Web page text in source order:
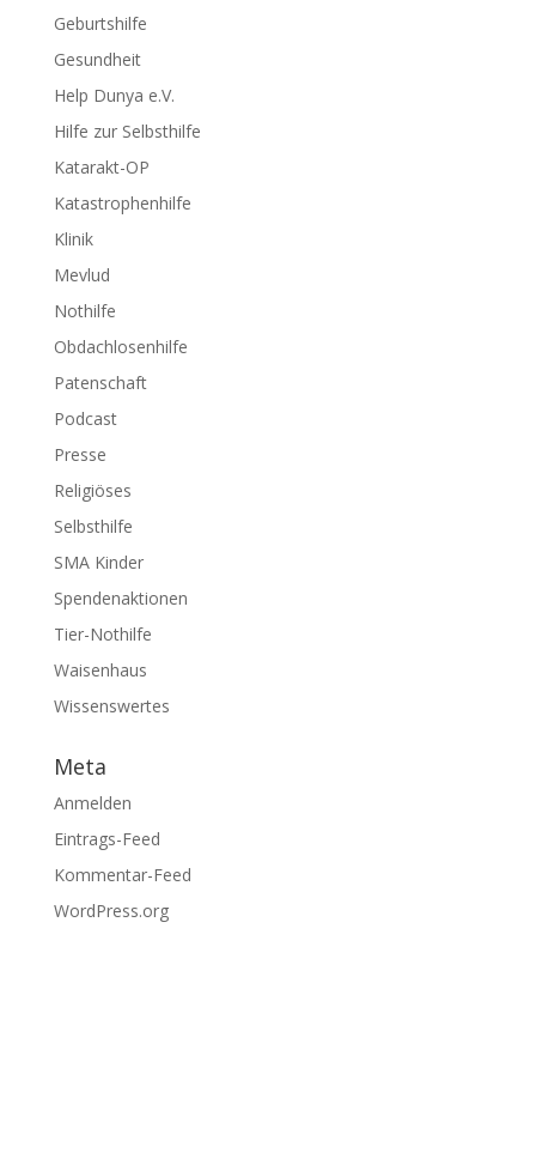
Geburtshilfe
Gesundheit
Help Dunya e.V.
Hilfe zur Selbsthilfe
Katarakt-OP
Katastrophenhilfe
Klinik
Mevlud
Nothilfe
Obdachlosenhilfe
Patenschaft
Podcast
Presse
Religiöses
Selbsthilfe
SMA Kinder
Spendenaktionen
Tier-Nothilfe
Waisenhaus
Wissenswertes
Meta
Anmelden
Eintrags-Feed
Kommentar-Feed
WordPress.org